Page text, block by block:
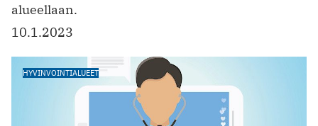
alueellaan.
10.1.2023
HYVINVOINTIALUEET